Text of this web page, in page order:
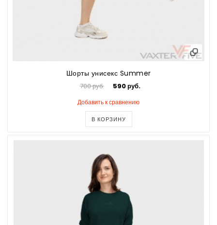
Шорты унисекс Summer
700 руб. 590 руб.
Добавить к сравнению
В КОРЗИНУ